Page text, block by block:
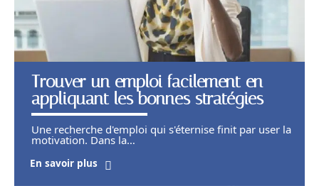
Trouver un emploi facilement en
appliquant les bonnes stratégies
Une recherche d'emploi qui s'éternise finit par user la
motivation. Dans la…
En savoir plus